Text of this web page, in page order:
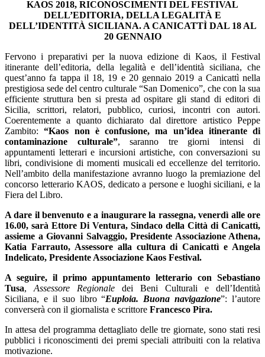
KAOS 2018, RICONOSCIMENTI DEL FESTIVAL
DELL’EDITORIA, DELLA LEGALITÀ E
DELL’IDENTITÀ SICILIANA. A CANICATTÌ DAL 18 AL
20 GENNAIO
Fervono i preparativi per la nuova edizione di Kaos, il Festival
itinerante dell’editoria, della legalità e dell’identità siciliana, che
quest’anno fa tappa il 18, 19 e 20 gennaio 2019 a Canicattì nella
prestigiosa sede del centro culturale “San Domenico”, che con la sua
efficiente struttura ben si presta ad ospitare gli stand di editori di
Sicilia, scrittori, relatori, pubblico, curiosi, incontri con autori.
Coerentemente a quanto dichiarato dal direttore artistico Peppe
Zambito:“Kaos non è confusione, ma un’idea itinerante di
contaminazione culturale”, saranno tre giorni intensi di
appuntamenti letterari e incursioni artistiche, con conversazioni su
libri, condivisione di momenti musicali ed eccellenze del territorio.
Nell’ambito della manifestazione avranno luogo la premiazione del
concorso letterario KAOS, dedicato a persone e luoghi siciliani, e la
Fiera del Libro.
A dare il benvenuto e a inaugurare la rassegna, venerdì alle ore
16.00, sarà Ettore Di Ventura, Sindaco della Città di Canicattì,
assieme a Giovanni Salvaggio, Presidente Associazione Athena,
Katia Farrauto, Assessore alla cultura di Canicattì e Angela
Indelicato, Presidente Associazione Kaos Festival.
A seguire, il primo appuntamento letterario con Sebastiano
Tusa, Assessore Regionale
dei Beni Culturali e dell’Identità
Siciliana, e il suo libro “Euploia. Buona navigazione”: l’autore
converserà con il giornalista e scrittore Francesco Pira.
In attesa del programma dettagliato delle tre giornate, sono stati resi
pubblici i riconoscimenti dei premi speciali attribuiti con la relativa
motivazione.